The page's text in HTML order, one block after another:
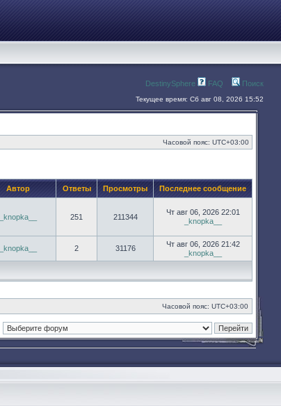
DestinySphere FAQ Поиск
Текущее время: Сб авг 08, 2026 15:52
Часовой пояс: UTC+03:00
Автор Ответы Просмотры Последнее сообщение
_knopka__ 251 211344
Чт авг 06, 2026 22:01
_knopka__
_knopka__ 2 31176
Чт авг 06, 2026 21:42
_knopka__
Часовой пояс: UTC+03:00